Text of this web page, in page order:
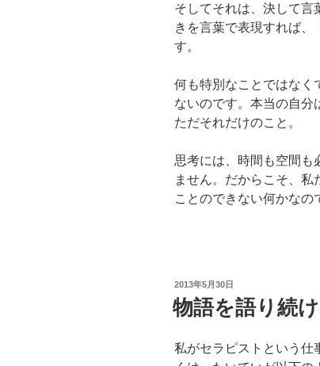
そしてそれは、決して言
きを言葉で表現すれば
す。
何も特別なことではなく
ないのです。本当の自分
ただそれだけのこと。
思考には、時間も空間も
ません。だからこそ、
ことのできない何かなの
投
稿
日:
2013年5月30日
物語を語り続
私がセラピストという仕